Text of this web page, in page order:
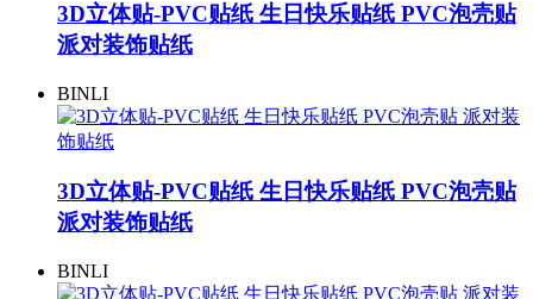
3D立体贴-PVC贴纸 生日快乐贴纸 PVC泡壳贴
派对装饰贴纸
BINLI
3D立体贴-PVC贴纸 生日快乐贴纸 PVC泡壳贴
派对装饰贴纸
BINLI